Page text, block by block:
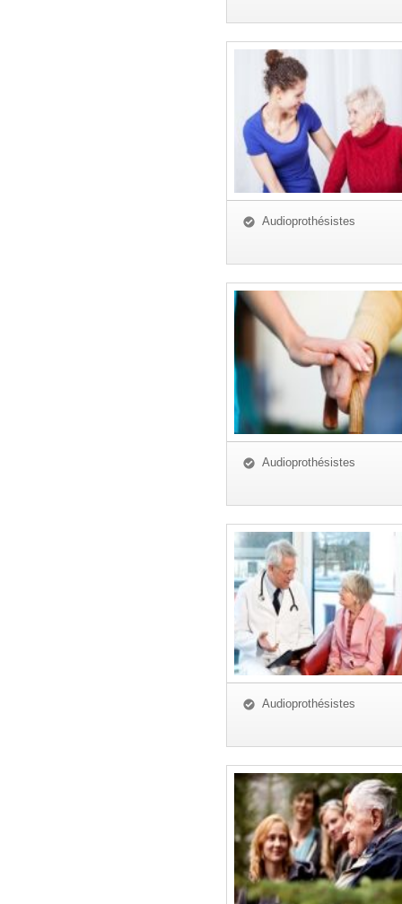
Audioprothésistes
Audioprothésistes
Audioprothésistes